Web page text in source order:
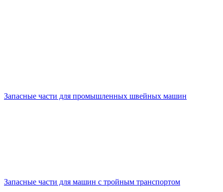
Запасные части для промышленных швейных машин
Запасные части для машин с тройным транспортом